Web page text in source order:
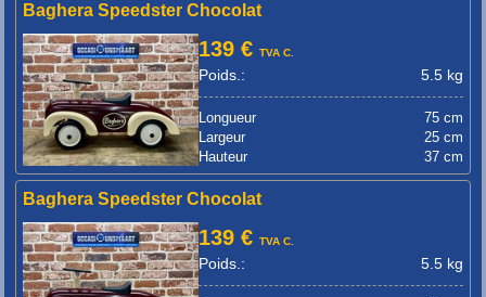
Baghera Speedster Chocolat
139 €TVA C.
Poids.: 5.5 kg
Longueur
75 cm
Largeur
25 cm
Hauteur
37 cm
Baghera Speedster Chocolat
139 €TVA C.
Poids.: 5.5 kg